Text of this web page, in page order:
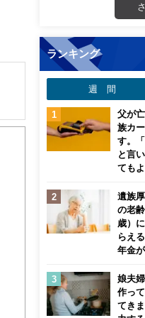
ランキング
週 間
父が
族カ
す。
と言
ても
遺族
の老
歳）
らえ
年金
娘夫
作っ
てき